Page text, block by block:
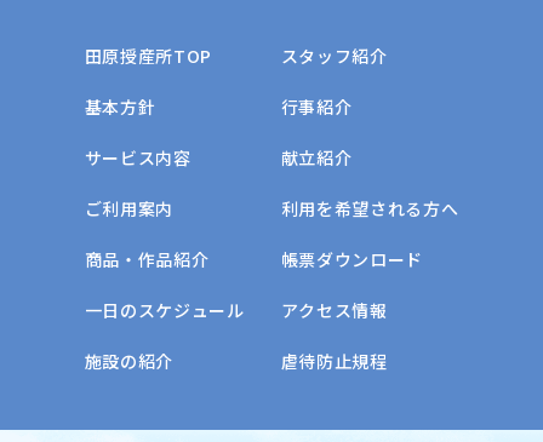
田原授産所TOP
基本方針
サービス内容
ご利用案内
商品・作品紹介
一日のスケジュール
施設の紹介
スタッフ紹介
行事紹介
献立紹介
利用を希望される方へ
帳票ダウンロード
アクセス情報
虐待防止規程